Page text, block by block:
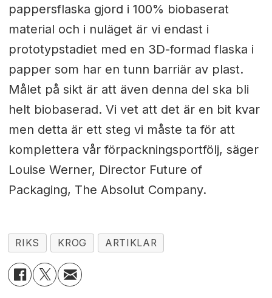
pappersflaska gjord i 100% biobaserat
material och i nuläget är vi endast i
prototypstadiet med en 3D-formad flaska i
papper som har en tunn barriär av plast.
Målet på sikt är att även denna del ska bli
helt biobaserad. Vi vet att det är en bit kvar
men detta är ett steg vi måste ta för att
komplettera vår förpackningsportfölj, säger
Louise Werner, Director Future of
Packaging, The Absolut Company.
RIKS KROG ARTIKLAR